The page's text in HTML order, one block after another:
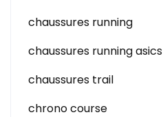
chaussures running
chaussures running asics
chaussures trail
chrono course